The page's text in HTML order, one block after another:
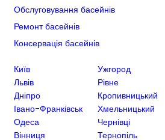
Обслуговування басейнів
Ремонт басейнів
Консервація басейнів
Київ
Львів
Дніпро
Івано-Франківськ
Одеса
Вінниця
Ужгород
Рівне
Кропивницький
Хмельницький
Чернівці
Тернопіль